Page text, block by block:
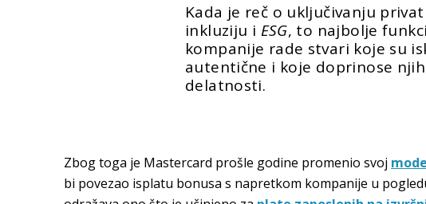
Kada je reč o uključivanju
inkluziju i ESG, to najbolje
kompanije rade stvari koje su
autentične i koje doprinose
delatnosti.
Zbog toga je Mastercard prošle godine promenio svoj
bi povezao isplatu bonusa s napretkom kompanije u